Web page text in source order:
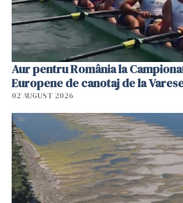
Aur pentru România la
Europene de canotaj de la
02 AUGUST 2026